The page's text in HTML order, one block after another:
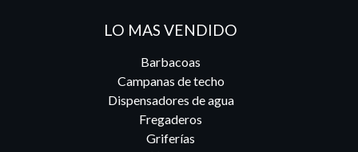
LO MAS VENDIDO
Barbacoas
Campanas de techo
Dispensadores de agua
Fregaderos
Griferías